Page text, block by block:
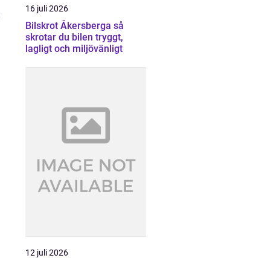
16 juli 2026
Bilskrot Åkersberga så
skrotar du bilen tryggt,
lagligt och miljövänligt
12 juli 2026